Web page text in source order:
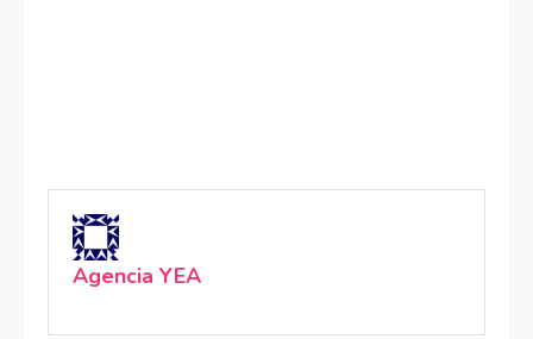
Agencia YEA